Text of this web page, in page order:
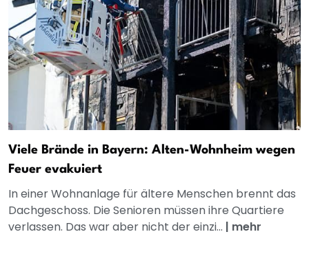
Viele Brände in Bayern: Alten-Wohnheim wegen
Feuer evakuiert
In einer Wohnanlage für ältere Menschen brennt das
Dachgeschoss. Die Senioren müssen ihre Quartiere
verlassen. Das war aber nicht der einzi... | mehr